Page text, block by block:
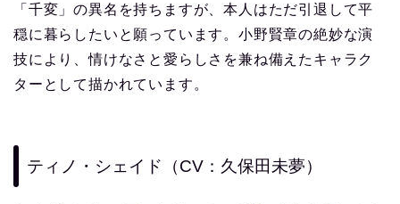
「千変」の異名を持ちますが、本人はただ引退して平
穏に暮らしたいと願っています。小野賢章の絶妙な演
技により、情けなさと愛らしさを兼ね備えたキャラク
ターとして描かれています。
ティノ・シェイド（CV：久保田未夢）